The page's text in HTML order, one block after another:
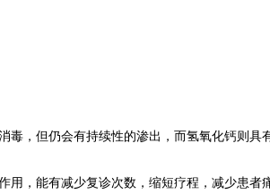
，但仍会有持续性的渗出，而氢氧化钙则具
，能有减少复诊次数，缩短疗程，减少患者